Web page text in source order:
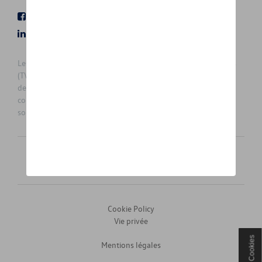
Les prix affichés sur le présent site sont des prix recommandés
(TVAc), hors éventuels frais de montage. Pour connaitre le prix
de vente actuel et les éventuels frais de montage, veuillez
contacter votre concessionnaire/agent. Les prix recommandés
sont sujets à des changements sans préavis.
Mentions légales
Cookie Policy
Vie privée
Cookies